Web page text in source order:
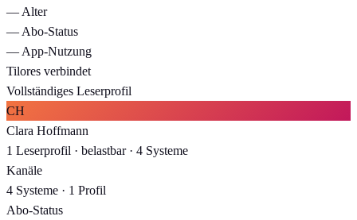
— Alter
— Abo-Status
— App-Nutzung
Tilores verbindet
Vollständiges Leserprofil
CH
Clara Hoffmann
1 Leserprofil · belastbar · 4 Systeme
Kanäle
4 Systeme · 1 Profil
Abo-Status